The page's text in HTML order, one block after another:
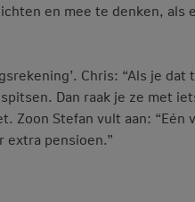
en mee te denken, als
Chris: “Als je dat
Dan raak je ze met
Zoon Stefan vult aan: “Eén
pensioen.”